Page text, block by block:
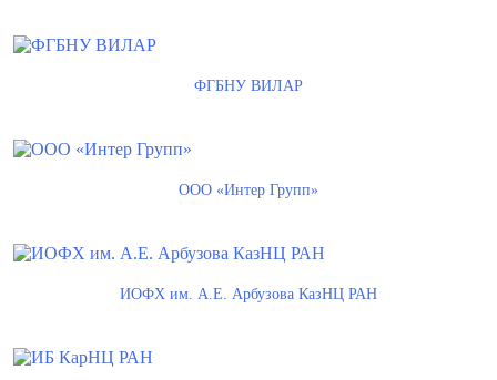
ФГБНУ ВИЛАР
ООО «Интер Групп»
ИОФХ им. А.Е. Арбузова КазНЦ РАН